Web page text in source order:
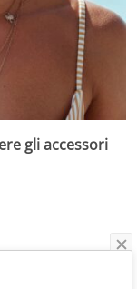
gli accessori